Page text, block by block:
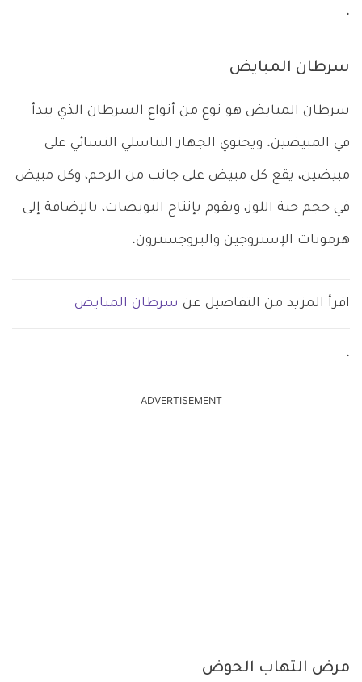
.
سرطان المبايض
سرطان المبايض هو نوع من أنواع السرطان الذي يبدأ
في المبيضين. ويحتوي الجهاز التناسلي النسائي على
مبيضين، يقع كل مبيض على جانب من الرحم، وكل مبيض
في حجم حبة اللوز، ويقوم بإنتاج البويضات، بالإضافة إلى
هرمونات الإستروجين والبروجسترون.
اقرأ المزيد من التفاصيل عن سرطان المبايض
.
ADVERTISEMENT
مرض التهاب الحوض